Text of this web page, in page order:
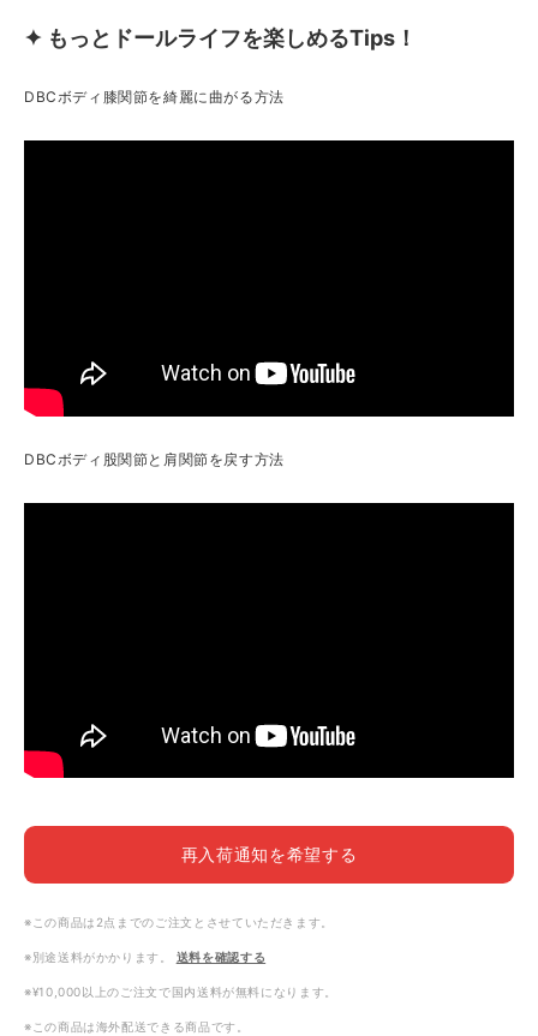
✦ もっとドールライフを楽しめるTips！
DBCボディ膝関節を綺麗に曲がる方法
DBCボディ股関節と肩関節を戻す方法
再入荷通知を希望する
※この商品は2点までのご注文とさせていただきます。
※別途送料がかかります。 送料を確認する
※¥10,000以上のご注文で国内送料が無料になります。
※この商品は海外配送できる商品です。